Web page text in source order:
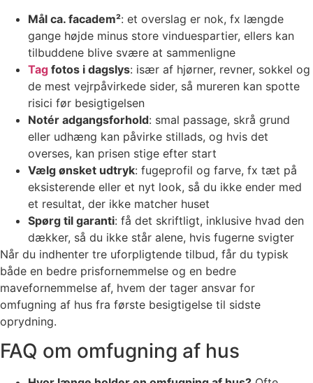
Mål ca. facadem²: et overslag er nok, fx længde
gange højde minus store vinduespartier, ellers kan
tilbuddene blive svære at sammenligne
Tag fotos i dagslys: især af hjørner, revner, sokkel og
de mest vejrpåvirkede sider, så mureren kan spotte
risici før besigtigelsen
Notér adgangsforhold: smal passage, skrå grund
eller udhæng kan påvirke stillads, og hvis det
overses, kan prisen stige efter start
Vælg ønsket udtryk: fugeprofil og farve, fx tæt på
eksisterende eller et nyt look, så du ikke ender med
et resultat, der ikke matcher huset
Spørg til garanti: få det skriftligt, inklusive hvad den
dækker, så du ikke står alene, hvis fugerne svigter
Når du indhenter tre uforpligtende tilbud, får du typisk
både en bedre prisfornemmelse og en bedre
mavefornemmelse af, hvem der tager ansvar for
omfugning af hus fra første besigtigelse til sidste
oprydning.
FAQ om omfugning af hus